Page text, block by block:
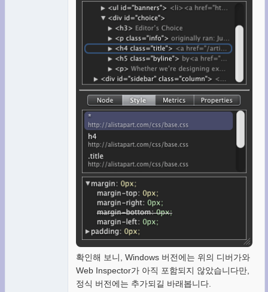
확인해 보니, Windows 버전에는 위의 디버가와
Web Inspector가 아직 포함되지 않았습니다만,
정식 버전에는 추가되길 바래봅니다.